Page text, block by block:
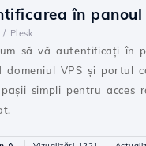
în panoul
/ Plesk
să vă autentificați în
domeniul VPS și portul
simpli pentru acces